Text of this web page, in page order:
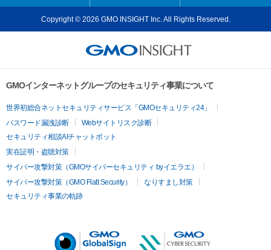
Copyright © 2026 GMO INSIGHT Inc. All Rights Reserved.
GMOインターネットグループのセキュリティ事業について
世界初総合ネットセキュリティサービス「GMOセキュリティ24」
パスワード漏洩診断
Webサイトリスク診断
セキュリティ相談AIチャットボット
実在証明・盗聴対策
サイバー攻撃対策（GMOサイバーセキュリティ byイエラエ）
サイバー攻撃対策（GMO Flatt Security）
なりすまし対策
セキュリティ事業の軌跡